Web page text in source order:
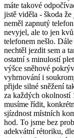
máte takové
jistě viděla - škoda
neměl zapnutý
nevyjel, ale to jen
telefonem nešlo.
nechtěl jezdit sem a
ostatní s minulostí
výšce sněhové
vyhrnování i
přijde silné sněžení
za každých okolností
musíme řídit,
sjízdnost místních
hod. To jsme bez
adekvátní rétoriku,